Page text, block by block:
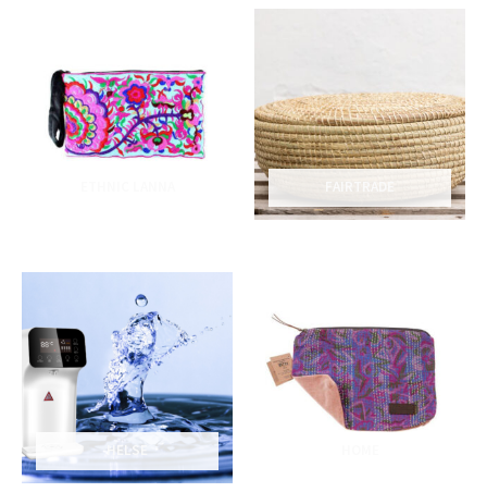
HELSE